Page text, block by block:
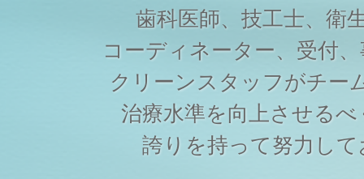
歯科医師、技工士、衛
コーディネーター、受付
クリーンスタッフがチー
治療水準を向上させる
誇りを持って努力し